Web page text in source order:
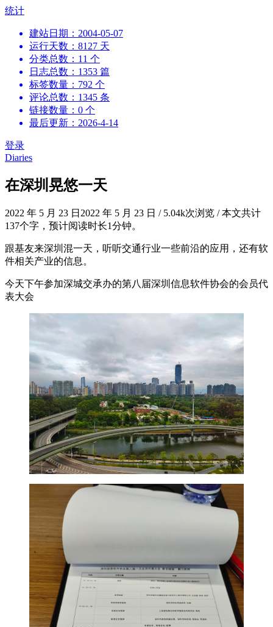
跳
统计
建站日期：2004-05-07
运行天数：8127 天
分类总数：11 个
日志总数：1353 篇
标签数量：792 个
评论总数：1345 条
链接数量：0 个
最后更新：2026-4-14
登录
Diaries
在深圳晃悠一天
2022 年 5 月 23 日 2022 年 5 月 23 日 /5.04k次浏览 /本文共计
137个字，预计阅读时长1分钟。
跟基友来深圳混一天，听听交通行业一些前沿的应用，还有软
件相关产业的信息。
今天下午参加深城交承办的第八届深圳信息软件协会的会员代
表大会